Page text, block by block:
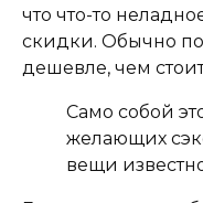
что что-то
скидки. Обычно
дешевле, чем
Само собой
желающих
вещи